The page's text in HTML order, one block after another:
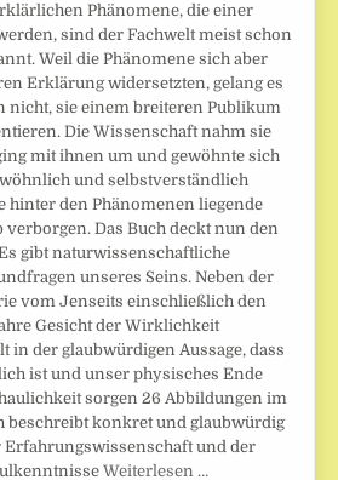
Phänomene, die einer
sind der Fachwelt meist schon
Weil die Phänomene sich aber
Erklärung widersetzten, gelang es
nicht, sie einem breiteren Publikum
Die Wissenschaft nahm sie
mit ihnen um und gewöhnte sich
und selbstverständlich
hinter den Phänomenen liegende
Das Buch deckt nun den
gibt naturwissenschaftliche
unseres Seins. Neben der
vom Jenseits einschließlich den
Gesicht der Wirklichkeit
in der glaubwürdigen Aussage, dass
ist und unser physisches Ende
sorgen 26 Abbildungen im
beschreibt konkret und glaubwürdig
Erfahrungswissenschaft und der
Weiterlesen …